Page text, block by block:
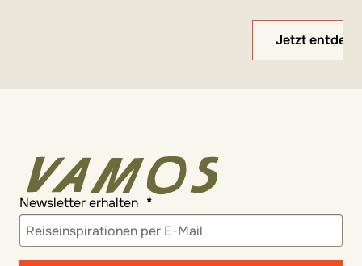
Jetzt
Newsletter erhalten